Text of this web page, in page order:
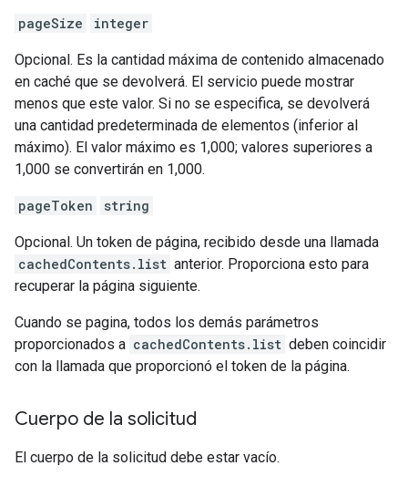
pageSize integer
Opcional. Es la cantidad máxima de contenido almacenado
en caché que se devolverá. El servicio puede mostrar
menos que este valor. Si no se especifica, se devolverá
una cantidad predeterminada de elementos (inferior al
máximo). El valor máximo es 1,000; valores superiores a
1,000 se convertirán en 1,000.
pageToken string
Opcional. Un token de página, recibido desde una llamada
cachedContents.list anterior. Proporciona esto para
recuperar la página siguiente.
Cuando se pagina, todos los demás parámetros
proporcionados a cachedContents.list deben coincidir
con la llamada que proporcionó el token de la página.
Cuerpo de la solicitud
El cuerpo de la solicitud debe estar vacío.